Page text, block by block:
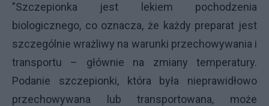
"Szczepionka jest lekiem pochodzenia
biologicznego, co oznacza, że każdy preparat jest
szczególnie wrażliwy na warunki przechowywania i
transportu – głównie na zmiany temperatury.
Podanie szczepionki, która była nieprawidłowo
przechowywana lub transportowana, może